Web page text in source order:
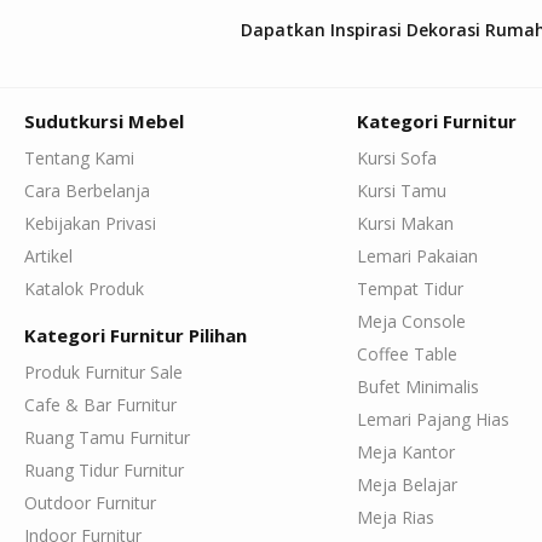
Dapatkan Inspirasi Dekorasi
Sudutkursi Mebel
Tentang Kami
Cara Berbelanja
Kebijakan Privasi
Artikel
Katalok Produk
Kategori Furnitur Pilihan
Produk Furnitur Sale
Cafe & Bar Furnitur
Ruang Tamu Furnitur
Ruang Tidur Furnitur
Outdoor Furnitur
Indoor Furnitur
Kategori Furnitur
Kursi Sofa
Kursi Tamu
Kursi Makan
Lemari Pakaian
Tempat Tidur
Meja Console
Coffee Table
Bufet Minimalis
Lemari Pajang Hias
Meja Kantor
Meja Belajar
Meja Rias